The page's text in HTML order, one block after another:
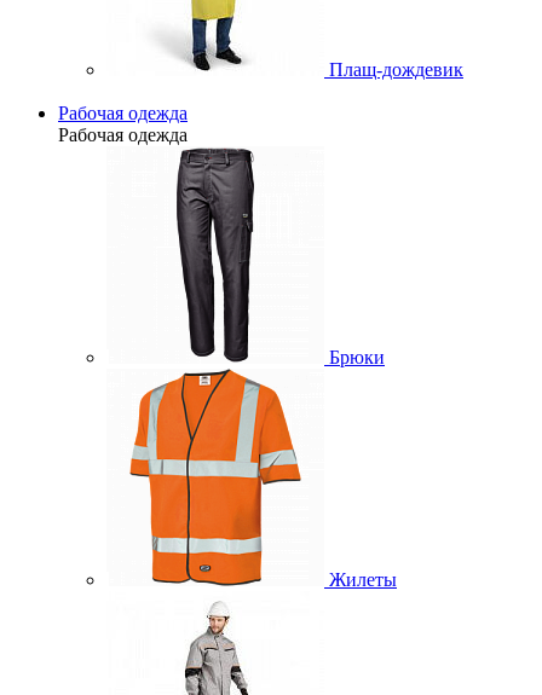
Плащ-дождевик
Рабочая одежда
Рабочая одежда
Брюки
Жилеты